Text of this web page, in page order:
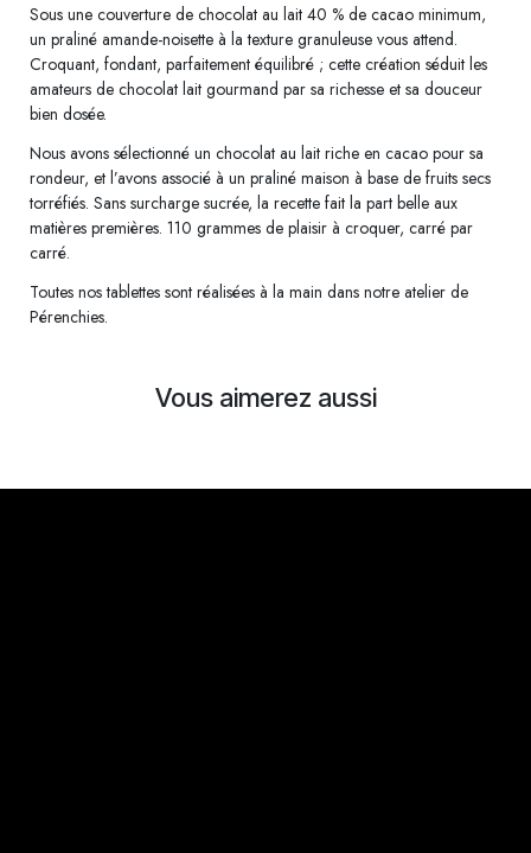
Sous une couverture de chocolat au lait 40 % de cacao minimum,
un praliné amande-noisette à la texture granuleuse vous attend.
Croquant, fondant, parfaitement équilibré ; cette création séduit les
amateurs de chocolat lait gourmand par sa richesse et sa douceur
bien dosée.
Nous avons sélectionné un chocolat au lait riche en cacao pour sa
rondeur, et l’avons associé à un praliné maison à base de fruits secs
torréfiés. Sans surcharge sucrée, la recette fait la part belle aux
matières premières. 110 grammes de plaisir à croquer, carré par
carré.
Toutes nos tablettes sont réalisées à la main dans notre atelier de
Pérenchies.
Vous aimerez aussi